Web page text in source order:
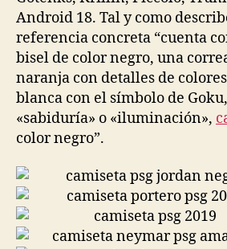
Android 18. Tal y como
referencia concreta “cuenta
bisel de color negro, una
naranja con detalles de
blanca con el símbolo de
«sabiduría» o «iluminación»,
color negro”.